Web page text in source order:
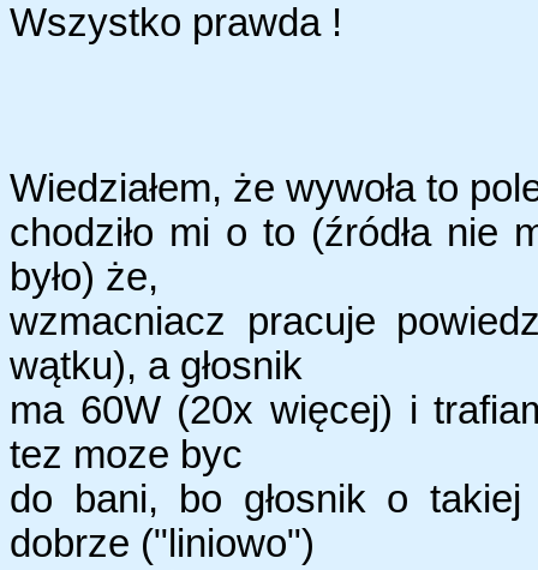
Wszystko prawda !
Wiedziałem, że wywoła to
chodziło mi o to (źródła nie
było) że,
wzmacniacz pracuje
wątku), a głosnik
ma 60W (20x więcej) i
tez moze byc
do bani, bo głosnik o
dobrze ("liniowo")